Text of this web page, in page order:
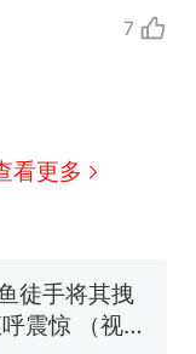
7
看更多
良教授已卸
楚辞职信来
头像
炒肉大王”称
？中国烹饪
发现鸡枞菌
长大：挖了
中，一男子
传话劝弃考